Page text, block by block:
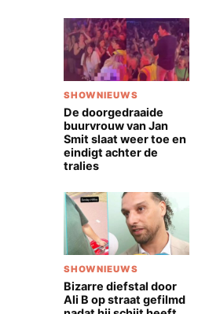
SHOWNIEUWS
De doorgedraaide
buurvrouw van Jan
Smit slaat weer toe en
eindigt achter de
tralies
SHOWNIEUWS
Bizarre diefstal door
Ali B op straat gefilmd